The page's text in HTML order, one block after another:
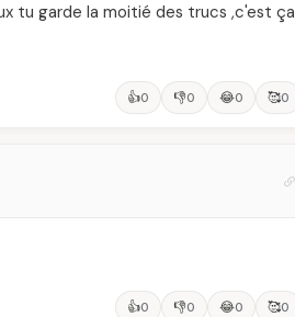
tu garde la moitié des trucs ,c'est ça
👍0 👎0 😂0 🥰0
👍0 👎0 😂0 🥰0